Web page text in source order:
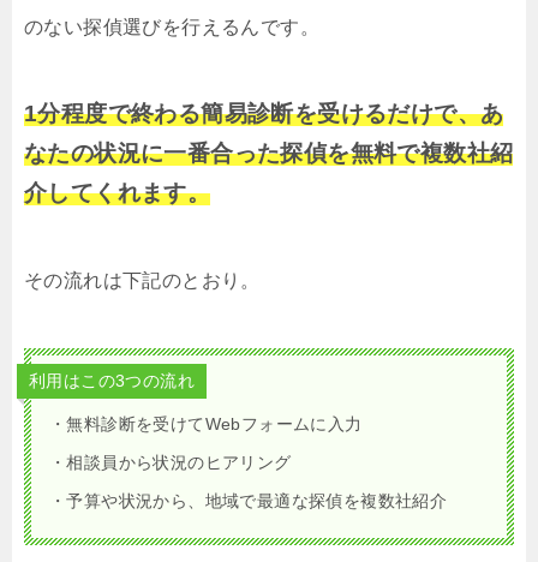
のない探偵選びを行えるんです。
1分程度で終わる簡易診断を受けるだけで、あ
なたの状況に一番合った探偵を無料で複数社紹
介してくれます。
その流れは下記のとおり。
利用はこの3つの流れ
・無料診断を受けてWebフォームに入力
・相談員から状況のヒアリング
・予算や状況から、地域で最適な探偵を複数社紹介